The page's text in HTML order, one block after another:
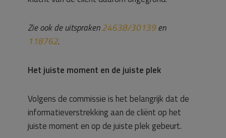
Zie ook de uitspraken24638/30139en
118762.
Het juiste moment en de juiste plek
Volgens de commissie is het belangrijk dat de
informatieverstrekking aan de cliënt op het
juiste moment en op de juiste plek gebeurt.